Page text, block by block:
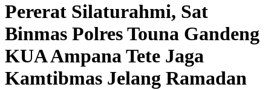
Pererat Silaturahmi, Sat
Binmas Polres Touna Gandeng
KUA Ampana Tete Jaga
Kamtibmas Jelang Ramadan